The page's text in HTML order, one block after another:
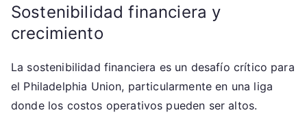
Sostenibilidad financiera y
crecimiento
La sostenibilidad financiera es un desafío crítico para
el Philadelphia Union, particularmente en una liga
donde los costos operativos pueden ser altos.